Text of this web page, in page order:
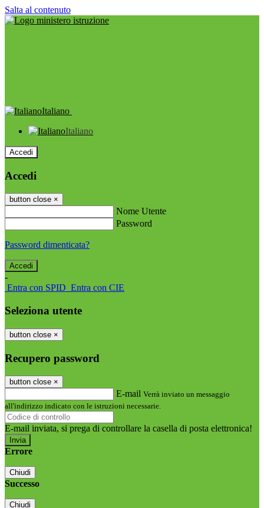
Salta al contenuto
Italiano
Italiano
Accedi
Accedi
button close ×
Nome Utente
Password
Password dimenticata?
-
Entra con SPID Entra con CIE
Seleziona utente
button close ×
Recupero password
button close ×
E-mail Verrà inviato un messaggio
all'indirizzo indicato con le istruzioni necessarie.
E-mail inviata, si prega di controllare la casella di posta elettronica!
Errore
Chiudi
Successo
Chiudi